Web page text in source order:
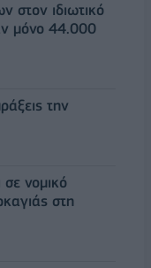
στον ιδιωτικό
μόνο 44.000
την
νομικό
στη